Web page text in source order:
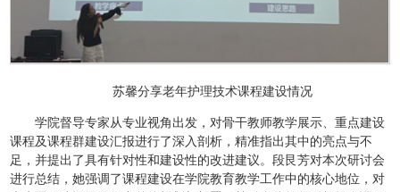
苏馨分享老年护理技术课程建设情况
学院督导专家从专业视角出发，对骨干教师教学展示、重点建设
课程及课程群建设汇报进行了深入剖析，精准指出其中的亮点与不
足，并提出了具有针对性和建设性的改进建议。段艮芳对本次研讨会
进行总结，她强调了课程建设在学院教育教学工作中的核心地位，对